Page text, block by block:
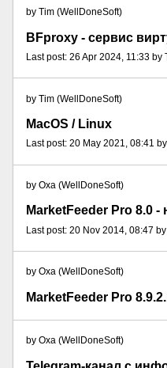
by Tim (WellDoneSoft)
Last post: 26 Apr 2024, 11:33 by
by Tim (WellDoneSoft)
MacOS / Linux
Last post: 20 May 2021, 08:41
by Oxa (WellDoneSoft)
Last post: 20 Nov 2014, 08:47
by Oxa (WellDoneSoft)
by Oxa (WellDoneSoft)